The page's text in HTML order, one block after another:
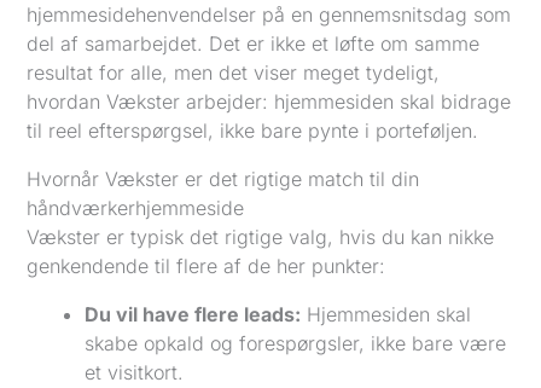
hjemmesidehenvendelser på en gennemsnitsdag som
del af samarbejdet. Det er ikke et løfte om samme
resultat for alle, men det viser meget tydeligt,
hvordan Vækster arbejder: hjemmesiden skal bidrage
til reel efterspørgsel, ikke bare pynte i porteføljen.
Hvornår Vækster er det rigtige match til din
håndværkerhjemmeside
Vækster er typisk det rigtige valg, hvis du kan nikke
genkendende til flere af de her punkter:
Du vil have flere leads: Hjemmesiden skal
skabe opkald og forespørgsler, ikke bare være
et visitkort.